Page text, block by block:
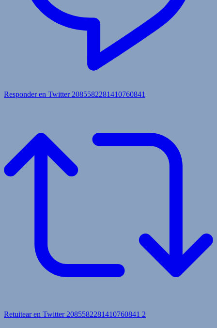
Responder en Twitter 2085582281410760841
Retuitear en Twitter 2085582281410760841 2